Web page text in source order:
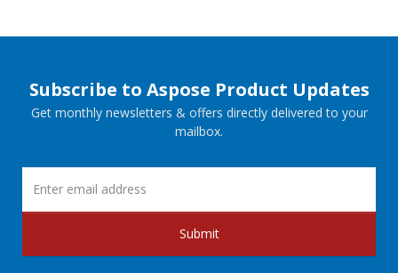
Subscribe to Aspose Product Updates
Get monthly newsletters & offers directly delivered to your
mailbox.
Submit